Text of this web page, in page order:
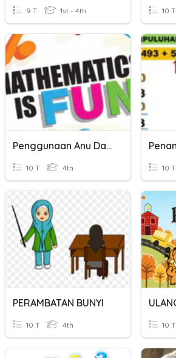
9 T 1st - 4th 10 T
Penggunaan Anu Dalam Penambahan.
10 T 4th 10 T
PERAMBATAN BUNYI
10 T 4th 10 T